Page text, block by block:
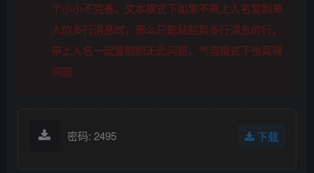
个小小不完善，文本模式下如果不带上人名复制单
人的多行消息时，那么只能粘贴到多行消息的行，
带上人名一起复制则无此问题，气泡模式下也莫得
问题
密码: 2495 下载